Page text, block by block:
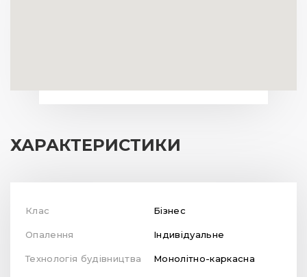
ХАРАКТЕРИСТИКИ
Клас Бізнес
Опалення Індивідуальне
Технологія будівництва Монолітно-каркасна